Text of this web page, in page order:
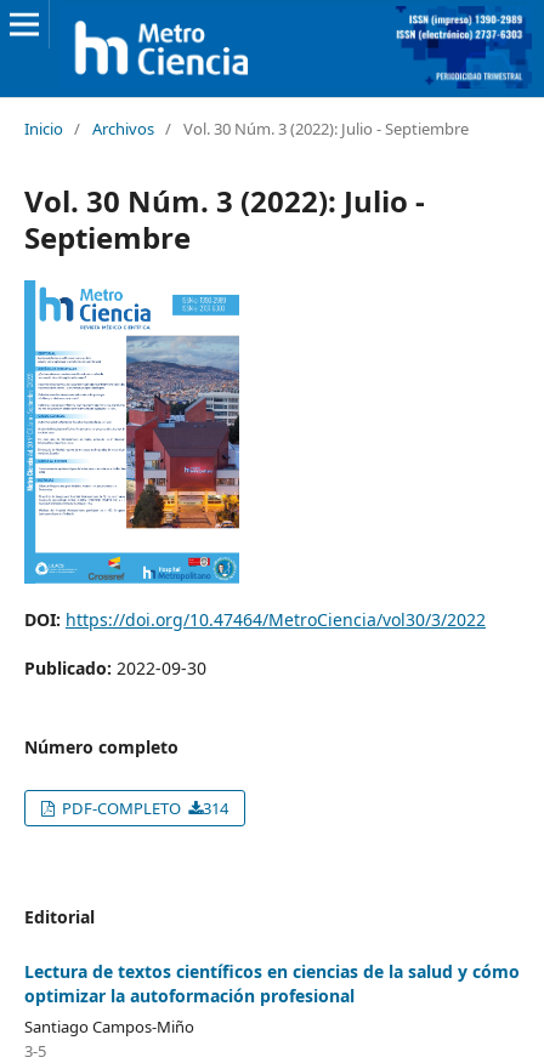
Inicio / Archivos / Vol. 30 Núm. 3 (2022): Julio - Septiembre
Vol. 30 Núm. 3 (2022): Julio -
Septiembre
DOI: https://doi.org/10.47464/MetroCiencia/vol30/3/2022
Publicado: 2022-09-30
Número completo
PDF-COMPLETO 314
Editorial
Lectura de textos científicos en ciencias de la salud y cómo
optimizar la autoformación profesional
Santiago Campos-Miño
3-5